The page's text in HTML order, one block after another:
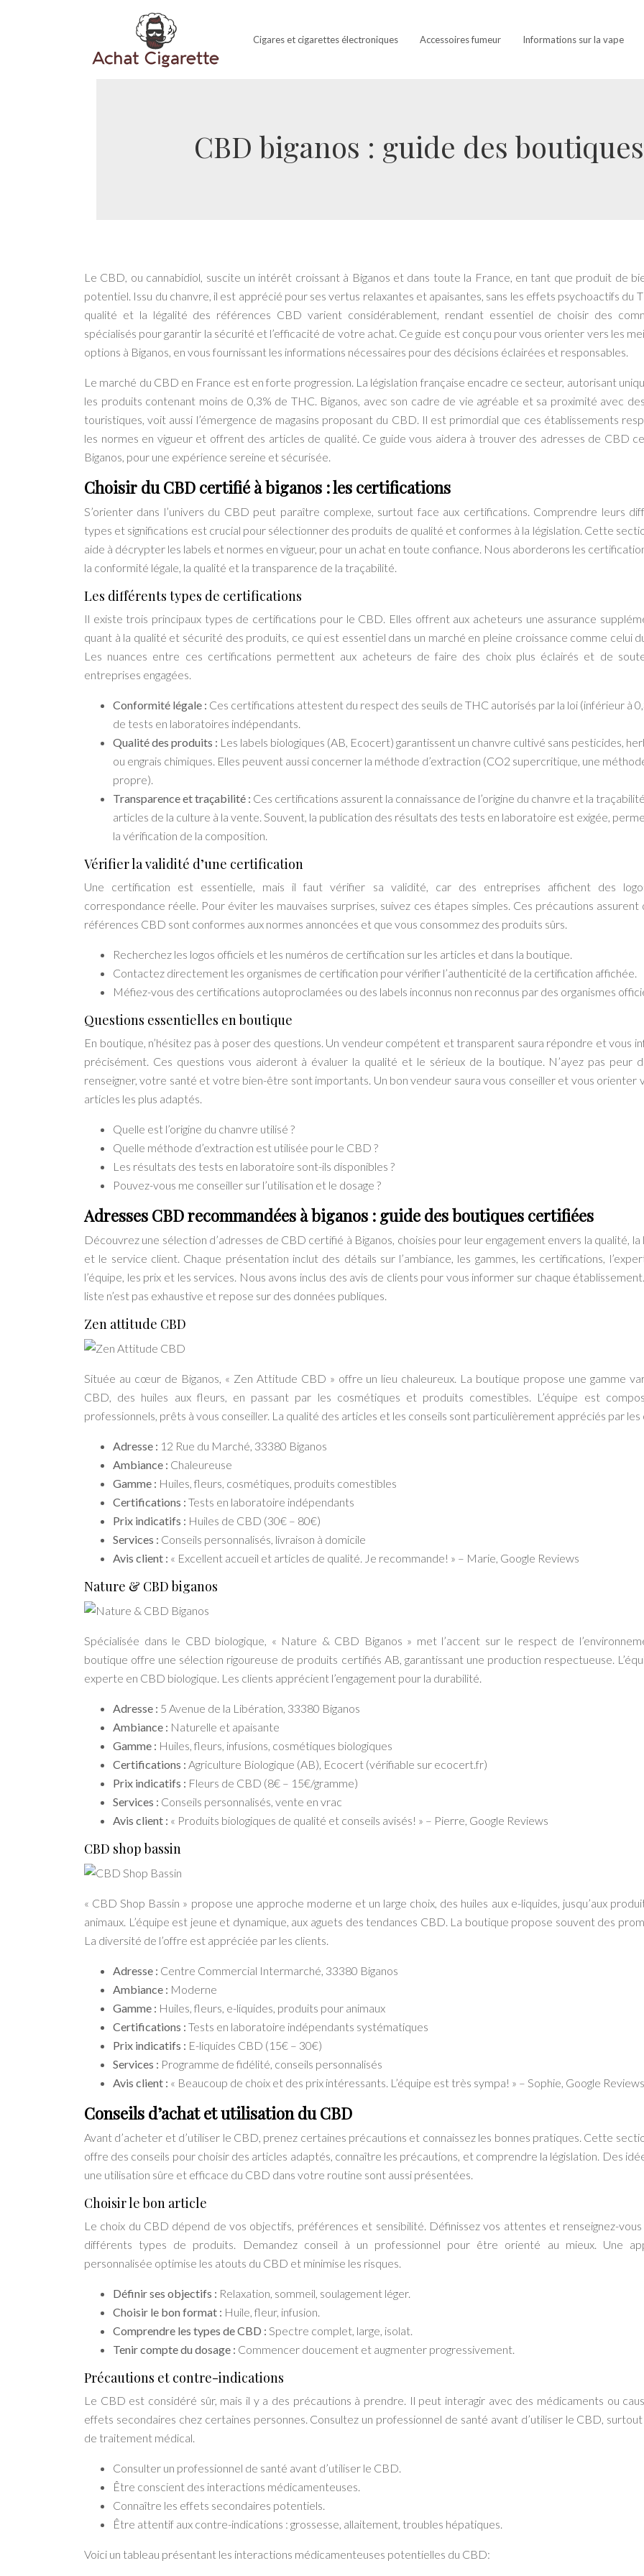
Cigares et cigarettes électroniques Accessoires fumeur Informations sur la vape
CBD biganos : guide des
Le CBD, ou cannabidiol, suscite un intérêt croissant à Biganos et dans toute la France, en tant que produit de
potentiel. Issu du chanvre, il est apprécié pour ses vertus relaxantes et apaisantes, sans les effets psychoactifs du
qualité et la légalité des références CBD varient considérablement, rendant essentiel de choisir des
spécialisés pour garantir la sécurité et l’efficacité de votre achat. Ce guide est conçu pour vous orienter vers les
options à Biganos, en vous fournissant les informations nécessaires pour des décisions éclairées et responsables.
Le marché du CBD en France est en forte progression. La législation française encadre ce secteur, autorisant
les produits contenant moins de 0,3% de THC. Biganos, avec son cadre de vie agréable et sa proximité avec
touristiques, voit aussi l’émergence de magasins proposant du CBD. Il est primordial que ces établissements
les normes en vigueur et offrent des articles de qualité. Ce guide vous aidera à trouver des adresses de CBD
Biganos, pour une expérience sereine et sécurisée.
Choisir du CBD certifié à biganos : les certifications
S’orienter dans l’univers du CBD peut paraître complexe, surtout face aux certifications. Comprendre leurs
types et significations est crucial pour sélectionner des produits de qualité et conformes à la législation. Cette
aide à décrypter les labels et normes en vigueur, pour un achat en toute confiance. Nous aborderons les
la conformité légale, la qualité et la transparence de la traçabilité.
Les différents types de certifications
Il existe trois principaux types de certifications pour le CBD. Elles offrent aux acheteurs une assurance
quant à la qualité et sécurité des produits, ce qui est essentiel dans un marché en pleine croissance comme celui
Les nuances entre ces certifications permettent aux acheteurs de faire des choix plus éclairés et de
entreprises engagées.
Conformité légale : Ces certifications attestent du respect des seuils de THC autorisés par la loi (inférieur à
de tests en laboratoires indépendants.
Qualité des produits : Les labels biologiques (AB, Ecocert) garantissent un chanvre cultivé sans pesticides,
ou engrais chimiques. Elles peuvent aussi concerner la méthode d’extraction (CO2 supercritique, une
propre).
Transparence et traçabilité : Ces certifications assurent la connaissance de l’origine du chanvre et la
articles de la culture à la vente. Souvent, la publication des résultats des tests en laboratoire est exigée,
la vérification de la composition.
Vérifier la validité d’une certification
Une certification est essentielle, mais il faut vérifier sa validité, car des entreprises affichent des
correspondance réelle. Pour éviter les mauvaises surprises, suivez ces étapes simples. Ces précautions assurent
références CBD sont conformes aux normes annoncées et que vous consommez des produits sûrs.
Recherchez les logos officiels et les numéros de certification sur les articles et dans la boutique.
Contactez directement les organismes de certification pour vérifier l’authenticité de la certification affichée.
Méfiez-vous des certifications autoproclamées ou des labels inconnus non reconnus par des organismes
Questions essentielles en boutique
En boutique, n’hésitez pas à poser des questions. Un vendeur compétent et transparent saura répondre et vous
précisément. Ces questions vous aideront à évaluer la qualité et le sérieux de la boutique. N’ayez pas peur
renseigner, votre santé et votre bien-être sont importants. Un bon vendeur saura vous conseiller et vous orienter
articles les plus adaptés.
Quelle est l’origine du chanvre utilisé ?
Quelle méthode d’extraction est utilisée pour le CBD ?
Les résultats des tests en laboratoire sont-ils disponibles ?
Pouvez-vous me conseiller sur l’utilisation et le dosage ?
Adresses CBD recommandées à biganos : guide des boutiques certifiées
Découvrez une sélection d’adresses de CBD certifié à Biganos, choisies pour leur engagement envers la qualité, la
et le service client. Chaque présentation inclut des détails sur l’ambiance, les gammes, les certifications,
l’équipe, les prix et les services. Nous avons inclus des avis de clients pour vous informer sur chaque
liste n’est pas exhaustive et repose sur des données publiques.
Zen attitude CBD
Située au cœur de Biganos, « Zen Attitude CBD » offre un lieu chaleureux. La boutique propose une gamme
CBD, des huiles aux fleurs, en passant par les cosmétiques et produits comestibles. L’équipe est
professionnels, prêts à vous conseiller. La qualité des articles et les conseils sont particulièrement appréciés par les
Adresse : 12 Rue du Marché, 33380 Biganos
Ambiance : Chaleureuse
Gamme : Huiles, fleurs, cosmétiques, produits comestibles
Certifications : Tests en laboratoire indépendants
Prix indicatifs : Huiles de CBD (30€ – 80€)
Services : Conseils personnalisés, livraison à domicile
Avis client : « Excellent accueil et articles de qualité. Je recommande! » – Marie, Google Reviews
Nature & CBD biganos
Spécialisée dans le CBD biologique, « Nature & CBD Biganos » met l’accent sur le respect de
boutique offre une sélection rigoureuse de produits certifiés AB, garantissant une production respectueuse.
experte en CBD biologique. Les clients apprécient l’engagement pour la durabilité.
Adresse : 5 Avenue de la Libération, 33380 Biganos
Ambiance : Naturelle et apaisante
Gamme : Huiles, fleurs, infusions, cosmétiques biologiques
Certifications : Agriculture Biologique (AB), Ecocert (vérifiable sur ecocert.fr)
Prix indicatifs : Fleurs de CBD (8€ – 15€/gramme)
Services : Conseils personnalisés, vente en vrac
Avis client : « Produits biologiques de qualité et conseils avisés! » – Pierre, Google Reviews
CBD shop bassin
« CBD Shop Bassin » propose une approche moderne et un large choix, des huiles aux e-liquides, jusqu’aux
animaux. L’équipe est jeune et dynamique, aux aguets des tendances CBD. La boutique propose souvent des
La diversité de l’offre est appréciée par les clients.
Adresse : Centre Commercial Intermarché, 33380 Biganos
Ambiance : Moderne
Gamme : Huiles, fleurs, e-liquides, produits pour animaux
Certifications : Tests en laboratoire indépendants systématiques
Prix indicatifs : E-liquides CBD (15€ – 30€)
Services : Programme de fidélité, conseils personnalisés
Avis client : « Beaucoup de choix et des prix intéressants. L’équipe est très sympa! » – Sophie, Google Reviews
Conseils d’achat et utilisation du CBD
Avant d’acheter et d’utiliser le CBD, prenez certaines précautions et connaissez les bonnes pratiques. Cette
offre des conseils pour choisir des articles adaptés, connaître les précautions, et comprendre la législation. Des
une utilisation sûre et efficace du CBD dans votre routine sont aussi présentées.
Choisir le bon article
Le choix du CBD dépend de vos objectifs, préférences et sensibilité. Définissez vos attentes et renseignez-vous
différents types de produits. Demandez conseil à un professionnel pour être orienté au mieux. Une
personnalisée optimise les atouts du CBD et minimise les risques.
Définir ses objectifs : Relaxation, sommeil, soulagement léger.
Choisir le bon format : Huile, fleur, infusion.
Comprendre les types de CBD : Spectre complet, large, isolat.
Tenir compte du dosage : Commencer doucement et augmenter progressivement.
Précautions et contre-indications
Le CBD est considéré sûr, mais il y a des précautions à prendre. Il peut interagir avec des médicaments ou
effets secondaires chez certaines personnes. Consultez un professionnel de santé avant d’utiliser le CBD, surtout
de traitement médical.
Consulter un professionnel de santé avant d’utiliser le CBD.
Être conscient des interactions médicamenteuses.
Connaître les effets secondaires potentiels.
Être attentif aux contre-indications : grossesse, allaitement, troubles hépatiques.
Voici un tableau présentant les interactions médicamenteuses potentielles du CBD: